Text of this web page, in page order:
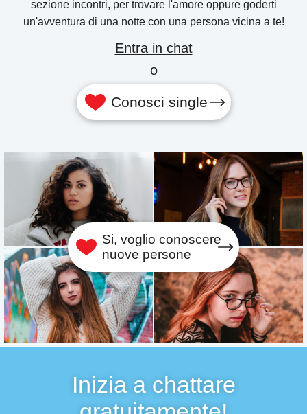
sezione incontri, per trovare l'amore oppure goderti
un'avventura di una notte con una persona vicina a te!
Entra in chat
o
Conosci single
Si, voglio conoscere
nuove persone
Inizia a chattare